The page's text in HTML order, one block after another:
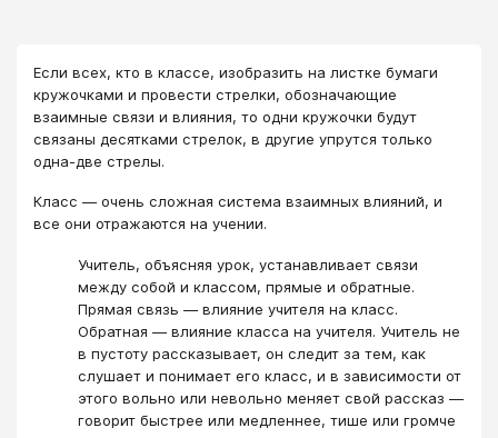
Если всех, кто в классе, изобразить на листке бумаги
кружочками и провести стрелки, обозначающие
взаимные связи и влияния, то одни кружочки будут
связаны десятками стрелок, в другие упрутся только
одна-две стрелы.
Класс — очень сложная система взаимных влияний, и
все они отражаются на учении.
Учитель, объясняя урок, устанавливает связи
между собой и классом, прямые и обратные.
Прямая связь — влияние учителя на класс.
Обратная — влияние класса на учителя. Учитель не
в пустоту рассказывает, он следит за тем, как
слушает и понимает его класс, и в зависимости от
этого вольно или невольно меняет свой рассказ —
говорит быстрее или медленнее, тише или громче